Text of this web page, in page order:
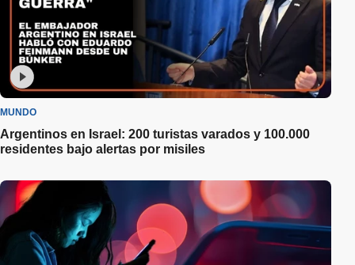
MUNDO
Argentinos en Israel: 200 turistas varados y 100.000
residentes bajo alertas por misiles